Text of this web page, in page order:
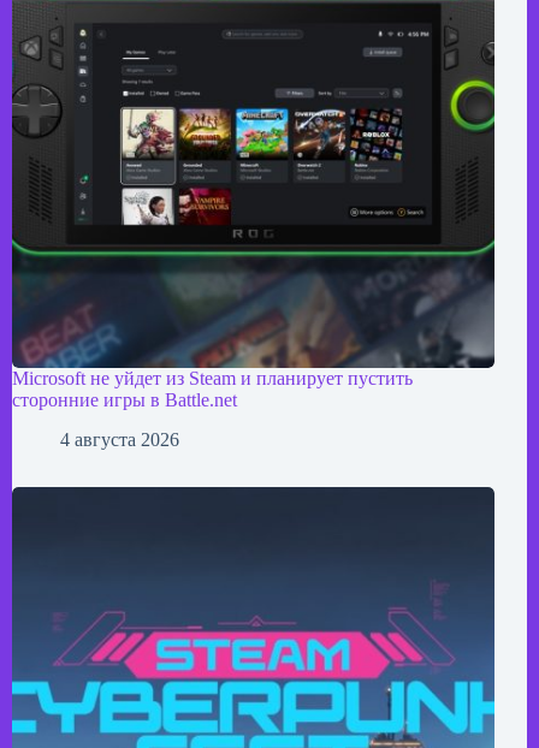
Microsoft не уйдет из Steam и планирует пустить
сторонние игры в Battle.net
4 августа 2026